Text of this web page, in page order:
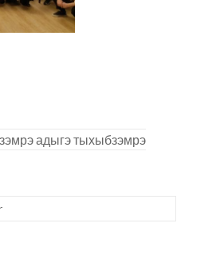
адыгэ тыхыбзэмрэ